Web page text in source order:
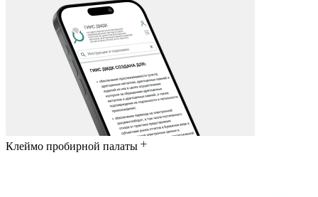
Клеймо пробирной палаты